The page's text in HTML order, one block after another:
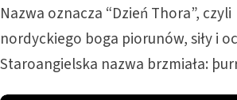
Nazwa oznacza “Dzień Thora”, czyli
nordyckiego boga piorunów, siły i
Staroangielska nazwa brzmiała: